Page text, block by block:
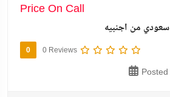
Price On Call
من اجنبيه
0 0 Reviews